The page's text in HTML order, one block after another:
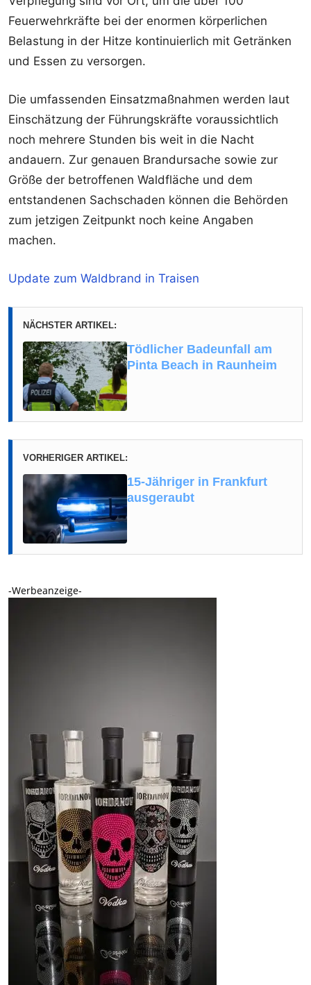
Feuerwehrkräfte bei der enormen körperlichen
Belastung in der Hitze kontinuierlich mit Getränken
und Essen zu versorgen.
Die umfassenden Einsatzmaßnahmen werden laut
Einschätzung der Führungskräfte voraussichtlich
noch mehrere Stunden bis weit in die Nacht
andauern. Zur genauen Brandursache sowie zur
Größe der betroffenen Waldfläche und dem
entstandenen Sachschaden können die Behörden
zum jetzigen Zeitpunkt noch keine Angaben
machen.
Update zum Waldbrand in Traisen
NÄCHSTER ARTIKEL:
Tödlicher Badeunfall am
Pinta Beach in Raunheim
VORHERIGER ARTIKEL:
15-Jähriger in Frankfurt
ausgeraubt
-Werbeanzeige-